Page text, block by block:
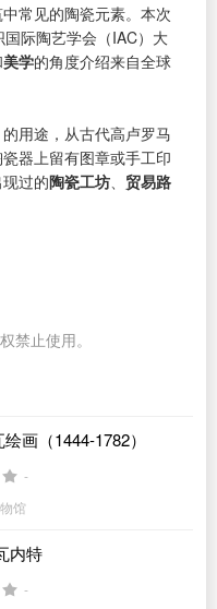
常见的陶瓷元素。本次
际陶艺学会（IAC）大
美学的角度介绍来自全球
用途，从古代高卢罗马
器上留有图章或手工印
过的陶瓷工坊
贸易路
禁止使用。
画（1444-1782）
-
馆
内特
-